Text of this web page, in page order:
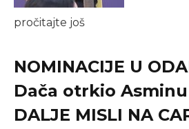
pročitajte još
NOMINACIJE U
Dača otrkio Asminu
DALJE MISLI NA